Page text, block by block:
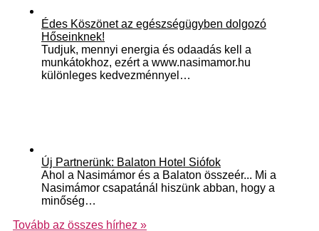
Édes Köszönet az egészségügyben dolgozó
Hőseinknek!
Tudjuk, mennyi energia és odaadás kell a
munkátokhoz, ezért a www.nasimamor.hu
különleges kedvezménnyel…
Új Partnerünk: Balaton Hotel Siófok
Ahol a Nasimámor és a Balaton összeér... Mi a
Nasimámor csapatánál hiszünk abban, hogy a
minőség…
Tovább az összes hírhez »